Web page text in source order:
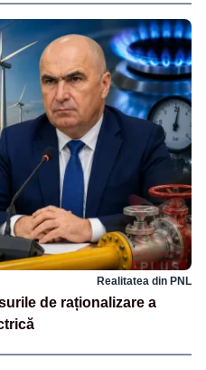
Realitatea din PNL
de raționalizare a